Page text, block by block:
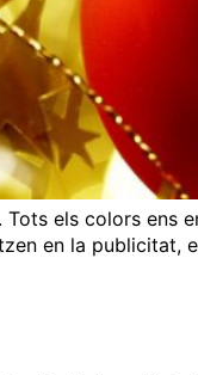
els colors ens
en la publicitat,